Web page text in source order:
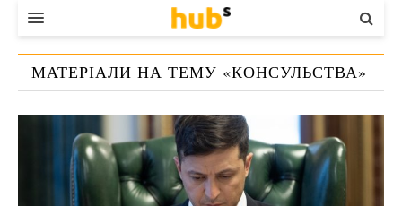
ВЛАДА
ЕКОНОМІКА
СТАРТЕР
КОНТАКТИ
МАТЕРІАЛИ НА ТЕМУ «КОНСУЛЬСТВА»